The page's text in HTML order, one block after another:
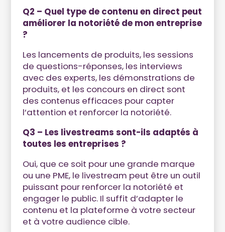
Q2 – Quel type de contenu en direct peut
améliorer la notoriété de mon entreprise
?
Les lancements de produits, les sessions
de questions-réponses, les interviews
avec des experts, les démonstrations de
produits, et les concours en direct sont
des contenus efficaces pour capter
l’attention et renforcer la notoriété.
Q3 – Les livestreams sont-ils adaptés à
toutes les entreprises ?
Oui, que ce soit pour une grande marque
ou une PME, le livestream peut être un outil
puissant pour renforcer la notoriété et
engager le public. Il suffit d’adapter le
contenu et la plateforme à votre secteur
et à votre audience cible.